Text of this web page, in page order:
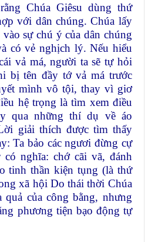
Chúa Giêsu dùng thứ
với dân chúng. Chúa lấy
sự chú ý của dân chúng
có vẻ nghịch lý. Nếu hiểu
vả má, người ta sẽ tự hỏi
bị tên đầy tớ vả má trước
mình vô tội, thay vì giơ
hệ trọng là tìm xem điều
qua những thí dụ về áo
giải thích được tìm thấy
Ta bảo các ngươi đừng cự
nghĩa: chớ cãi vã, đánh
tinh thần kiện tụng (là thứ
xã hội Do thái thời Chúa
của công bằng, nhưng
phương tiện bạo động tự